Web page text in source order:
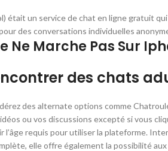
était un service de chat en ligne gratuit
des conversations individuelles
Ne Marche Pas Sur
des chats
des alternate options comme
ou vos discussions excepté si vous
requis pour utiliser la plateforme.
elle offre également la possibilité